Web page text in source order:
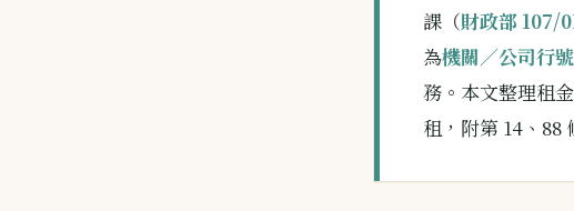
課（財政部 107/
為機關／公司行號
務。本文整理租
租，附第 14、88